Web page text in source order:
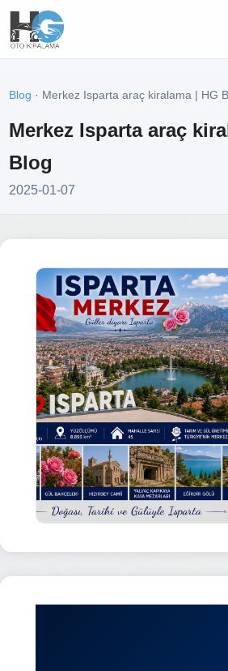
Blog · Merkez Isparta araç kiralama | HG
Merkez Isparta araç
Blog
2025-01-07